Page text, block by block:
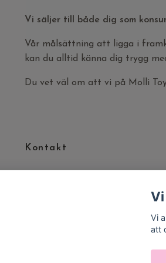
Vi säljer till både dig som
Vår målsättning att ligga i
kan du alltid känna dig trygg
Du vet väl om att vi på Molli
Kontakt
Vi
att